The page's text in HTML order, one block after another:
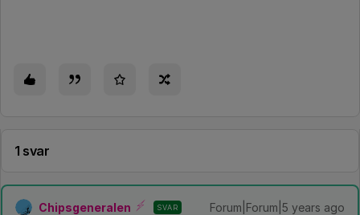
1 svar
Chipsgeneralen SVAR Forum|Forum|5 years ago